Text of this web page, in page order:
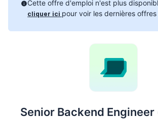
Cette offre d'emploi n'est plus
cliquer ici pour voir les dernières
Senior Backend Engineer